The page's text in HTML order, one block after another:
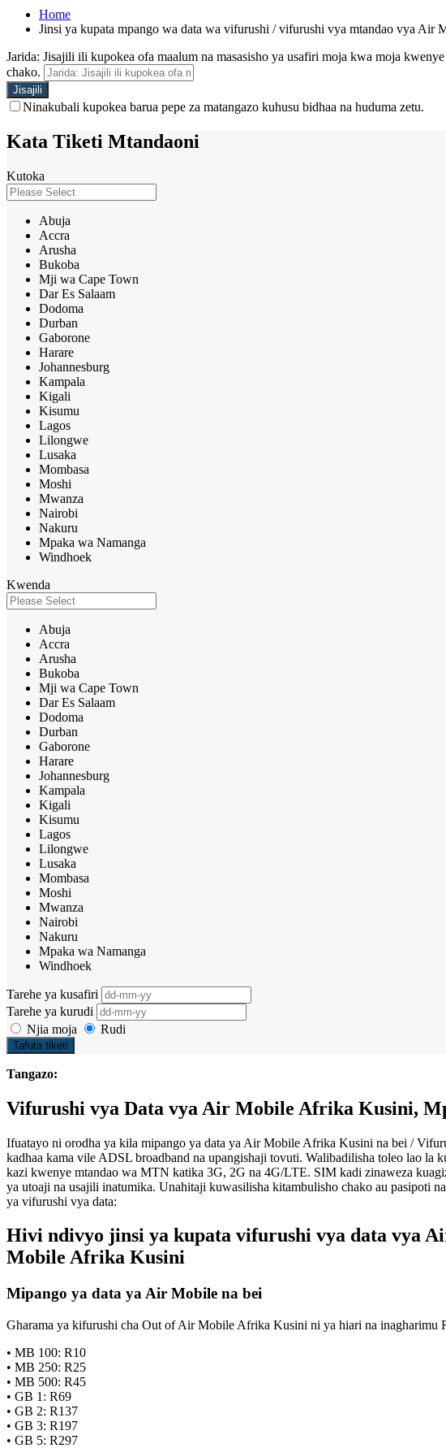
Home
Jinsi ya kupata mpango wa data wa vifurushi / vifurushi vya mtandao vya Air
Jarida: Jisajili ili kupokea ofa maalum na masasisho ya usafiri moja kwa moja
chako.
Ninakubali kupokea barua pepe za matangazo kuhusu bidhaa na huduma zetu.
Kata Tiketi Mtandaoni
Kutoka
Abuja
Accra
Arusha
Bukoba
Mji wa Cape Town
Dar Es Salaam
Dodoma
Durban
Gaborone
Harare
Johannesburg
Kampala
Kigali
Kisumu
Lagos
Lilongwe
Lusaka
Mombasa
Moshi
Mwanza
Nairobi
Nakuru
Mpaka wa Namanga
Windhoek
Kwenda
Abuja
Accra
Arusha
Bukoba
Mji wa Cape Town
Dar Es Salaam
Dodoma
Durban
Gaborone
Harare
Johannesburg
Kampala
Kigali
Kisumu
Lagos
Lilongwe
Lusaka
Mombasa
Moshi
Mwanza
Nairobi
Nakuru
Mpaka wa Namanga
Windhoek
Tarehe ya kusafiri
Tarehe ya kurudi
Njia moja
Rudi
Tafuta tiketi
Tangazo:
Vifurushi vya Data vya Air Mobile Afrika Kusini,
Ifuatayo ni orodha ya kila mipango ya data ya Air Mobile Afrika Kusini na bei /
kadhaa kama vile ADSL broadband na upangishaji tovuti. Walibadilisha toleo lao
kazi kwenye mtandao wa MTN katika 3G, 2G na 4G/LTE. SIM kadi zinaweza
ya utoaji na usajili inatumika. Unahitaji kuwasilisha kitambulisho chako au
ya vifurushi vya data:
Hivi ndivyo jinsi ya kupata vifurushi vya data vya
Mobile Afrika Kusini
Mipango ya data ya Air Mobile na bei
Gharama ya kifurushi cha Out of Air Mobile Afrika Kusini ni ya hiari na
• MB 100: R10
• MB 250: R25
• MB 500: R45
• GB 1: R69
• GB 2: R137
• GB 3: R197
• GB 5: R297